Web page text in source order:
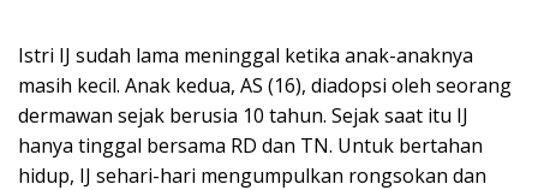
Istri IJ sudah lama meninggal ketika anak-anaknya
masih kecil. Anak kedua, AS (16), diadopsi oleh seorang
dermawan sejak berusia 10 tahun. Sejak saat itu IJ
hanya tinggal bersama RD dan TN. Untuk bertahan
hidup, IJ sehari-hari mengumpulkan rongsokan dan